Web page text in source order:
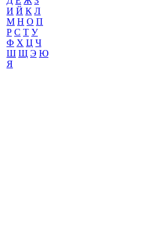
И Й К Л
М Н О П
Р С Т У
Ф Х Ц Ч
Ш Щ Э Ю
Я